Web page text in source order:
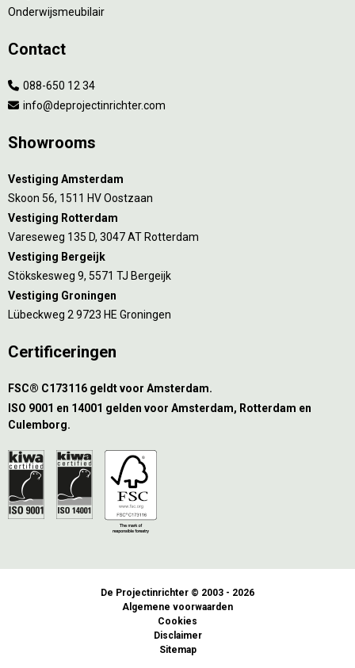
Onderwijsmeubilair
Contact
088-650 12 34
info@deprojectinrichter.com
Showrooms
Vestiging Amsterdam
Skoon 56, 1511 HV Oostzaan
Vestiging Rotterdam
Vareseweg 135 D, 3047 AT Rotterdam
Vestiging Bergeijk
Stökskesweg 9, 5571 TJ Bergeijk
Vestiging Groningen
Lübeckweg 2 9723 HE Groningen
Certificeringen
FSC® C173116 geldt voor Amsterdam.
ISO 9001 en 14001 gelden voor Amsterdam, Rotterdam en
Culemborg.
De Projectinrichter © 2003 - 2026
Algemene voorwaarden
Cookies
Disclaimer
Sitemap